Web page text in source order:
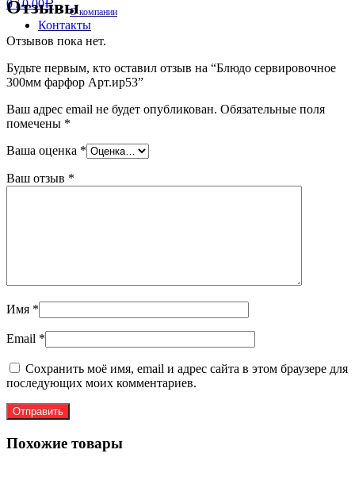
0/ 0.00Р
О компании
Контакты
Отзывы
Отзывов пока нет.
Будьте первым, кто оставил отзыв на “Блюдо сервировочное
300мм фарфор Арт.ир53”
Ваш адрес email не будет опубликован. Обязательные поля
помечены *
Ваша оценка *
Ваш отзыв *
Имя *
Email *
Сохранить моё имя, email и адрес сайта в этом браузере для
последующих моих комментариев.
Похожие товары